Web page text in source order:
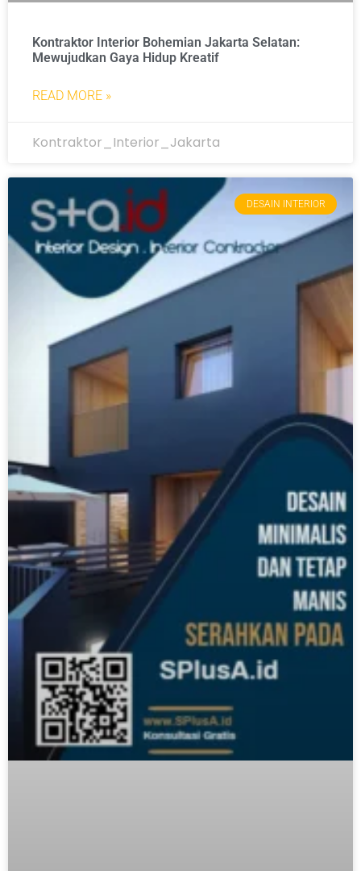
Kontraktor Interior Bohemian Jakarta Selatan:
Mewujudkan Gaya Hidup Kreatif
READ MORE »
Kontraktor_Interior_Jakarta
DESAIN INTERIOR